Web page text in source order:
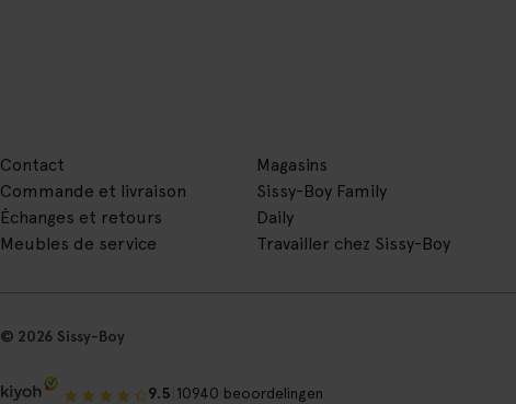
Contact
Commande et livraison
Échanges et retours
Meubles de service
Magasins
Sissy-Boy Family
Daily
Travailler chez Sissy-Boy
© 2026 Sissy-Boy
9.5 10940 beoordelingen